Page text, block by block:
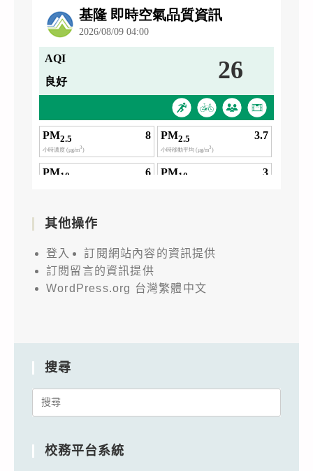
其他操作
登入
訂閱網站內容的資訊提供
訂閱留言的資訊提供
WordPress.org 台灣繁體中文
搜尋
Search
校務平台系統